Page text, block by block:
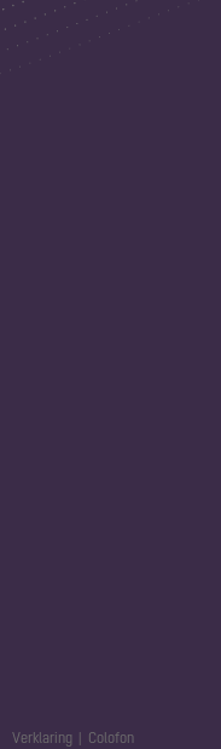
Verklaring Colofon